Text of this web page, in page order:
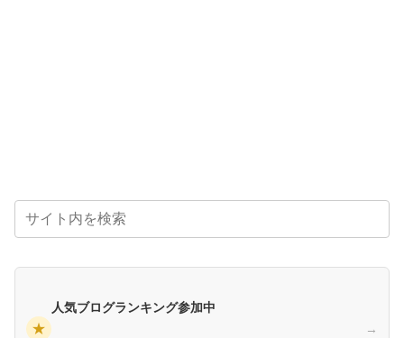
★
人気ブログランキング参加中
→